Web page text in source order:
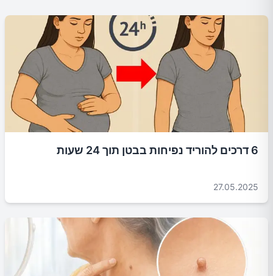
6 דרכים להוריד נפיחות בבטן תוך 24 שעות
27.05.2025